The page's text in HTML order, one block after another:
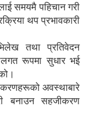
समयमै पहिचान गरी
थप प्रभावकारी
तथा प्रतिवेदन
रूपमा सुधार भई
अवस्थाबारे
बनाउन सहजीकरण